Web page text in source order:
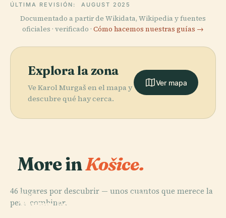
ÚLTIMA REVISIÓN: AUGUST 2025
Documentado a partir de Wikidata, Wikipedia y fuentes
oficiales · verificado · Cómo hacemos nuestras guías →
Explora la zona
Ve Karol Murgaš en el mapa y
descubre qué hay cerca.
Ver mapa
More inKošice.
46 lugares por descubrir — unos cuantos que merece la
pena combinar.
PLACE
Teatro Estatal
PLACE
PLACE
Museo
PLACE